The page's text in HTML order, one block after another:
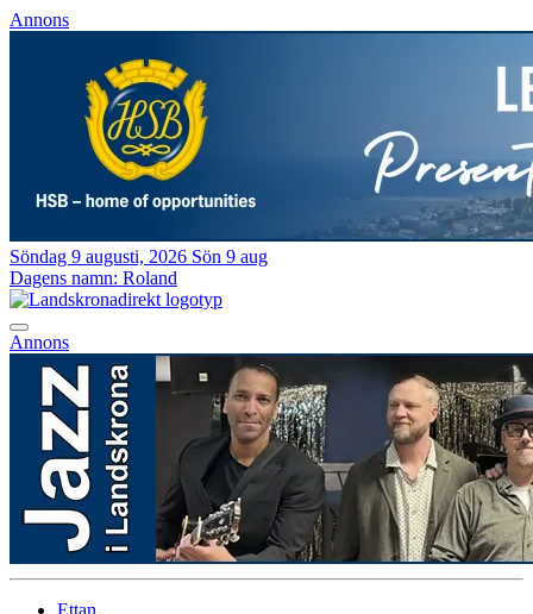
Annons
Söndag 9 augusti, 2026 Sön 9 aug
Dagens namn: Roland
Annons
Ettan